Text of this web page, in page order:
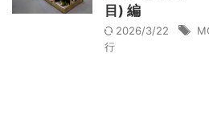
目) 編
2026/3/22
行